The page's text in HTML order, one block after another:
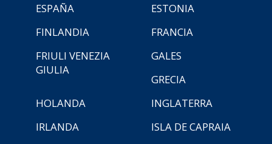
ESPAÑA
ESTONIA
FINLANDIA
FRANCIA
FRIULI VENEZIA
GIULIA
GALES
GRECIA
HOLANDA
INGLATERRA
IRLANDA
ISLA DE CAPRAIA